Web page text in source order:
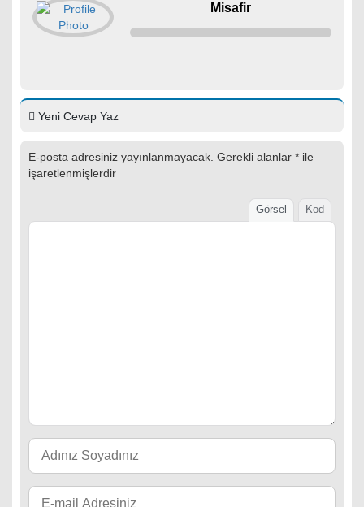
Misafir
Yeni Cevap Yaz
E-posta adresiniz yayınlanmayacak. Gerekli alanlar * ile
işaretlenmişlerdir
Görsel Kod